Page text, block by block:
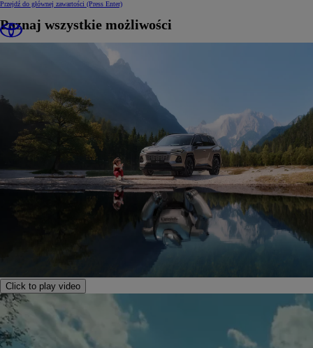
Przejdź do głównej zawartości (Press Enter)
Poznaj wszystkie możliwości
Click to play video